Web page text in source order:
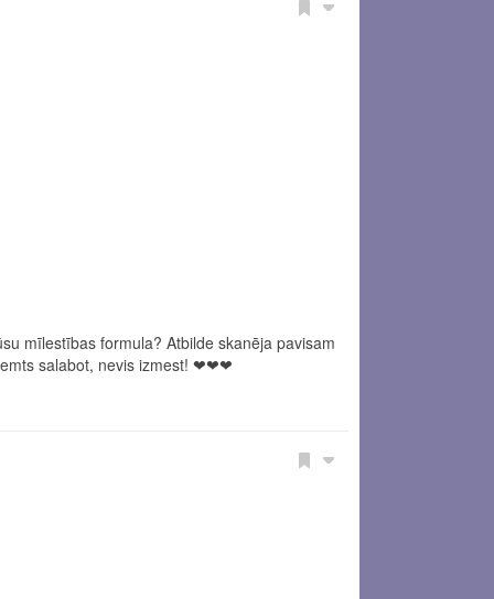
mīlestības formula? Atbilde skanēja pavisam
salabot, nevis izmest! ❤❤❤